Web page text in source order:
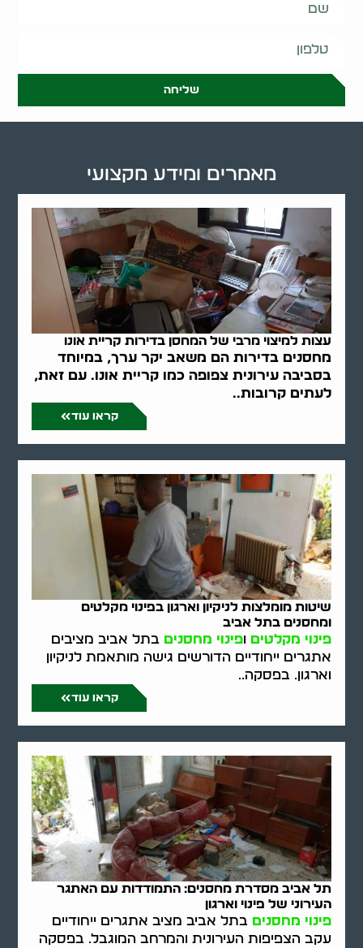
שליחה
עצות למיצוי מרבי של המחסן בדירות קריית אונו
מחסנים בדירות הם משאב יקר ערך, במיוחד
בסביבה עירונית צפופה כמו קריית אונו. עם זאת,
לעתים קרובות..
קראו עוד
שיטות מומלצות לניקיון וארגון בפינוי מקלטים
ומחסנים בתל אביב
פינוי מקלטים ופינוי מחסנים בתל אביב מציבים
אתגרים ייחודיים הדורשים גישה מותאמת לניקיון
וארגון. בפסקה..
קראו עוד
תל אביב מסדרת מחסנים: התמודדות עם האתגר
העירוני של פינוי וארגון
פינוי מחסנים בתל אביב מציב אתגרים ייחודיים
עקב הצפיפות העירונית והמרחב המוגבל. בפסקה
מאמרים ומידע מקצועי